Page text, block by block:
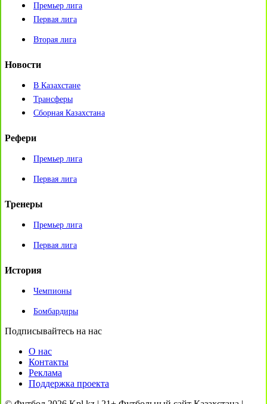
Премьер лига
Первая лига
Вторая лига
Новости
В Казахстане
Трансферы
Сборная Казахстана
Рефери
Премьер лига
Первая лига
Тренеры
Премьер лига
Первая лига
История
Чемпионы
Бомбардиры
Подписывайтесь на нас
О нас
Контакты
Реклама
Поддержка проекта